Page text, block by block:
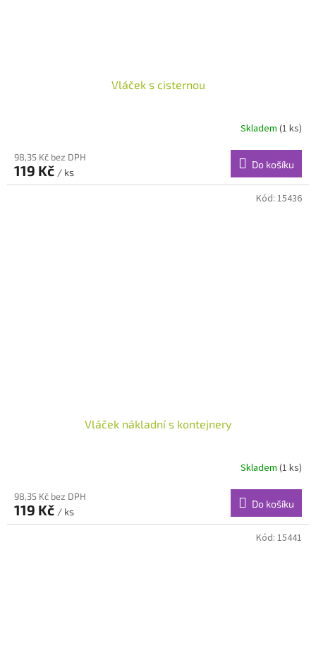
Vláček s cisternou
Skladem (1 ks)
98,35 Kč bez DPH
119 Kč / ks
Do košíku
Vláček nákladní s kontejnery
Skladem (1 ks)
98,35 Kč bez DPH
119 Kč / ks
Do košíku
Kód: 15436
Kód: 15441